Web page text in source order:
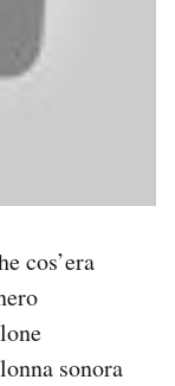
cos’era
sonora